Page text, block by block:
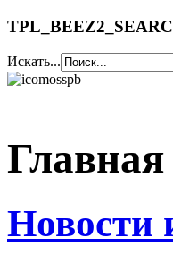
Искать...
Главная
Новости